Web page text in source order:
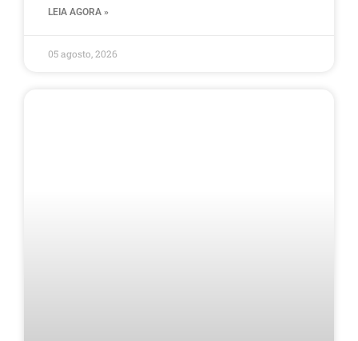
LEIA AGORA »
05 agosto, 2026